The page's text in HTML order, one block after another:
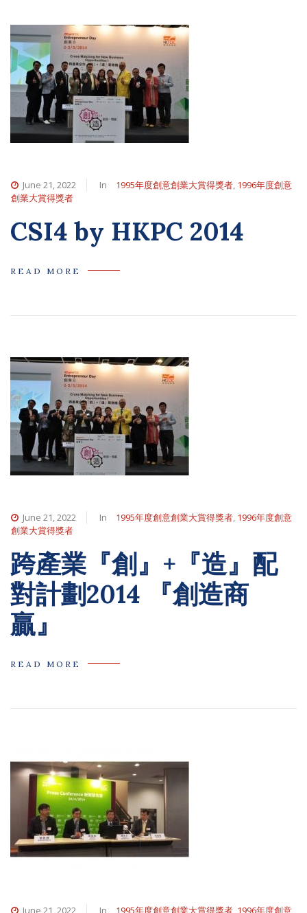
June 21, 2022 In 1995年度創意創業大賞得獎者, 1996年度創意
創業大賞得獎者
CSI4 by HKPC 2014
READ MORE
June 21, 2022 In 1995年度創意創業大賞得獎者, 1996年度創意
創業大賞得獎者
跨產業『創』+『造』配
對計劃2014 『創造商
贏』
READ MORE
June 21, 2022 In 1995年度創意創業大賞得獎者 1996年度創意